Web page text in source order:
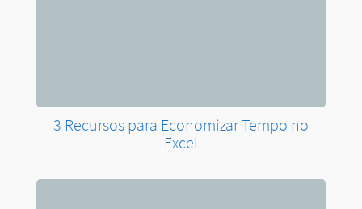
3 Recursos para Economizar Tempo no
Excel